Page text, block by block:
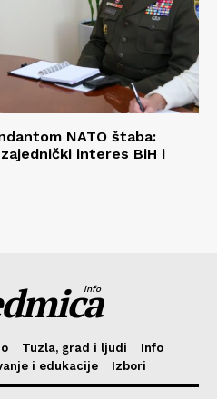
NATO štaba:
interes BiH i
info
Tuzla, grad i ljudi
Info
i edukacije Izbori